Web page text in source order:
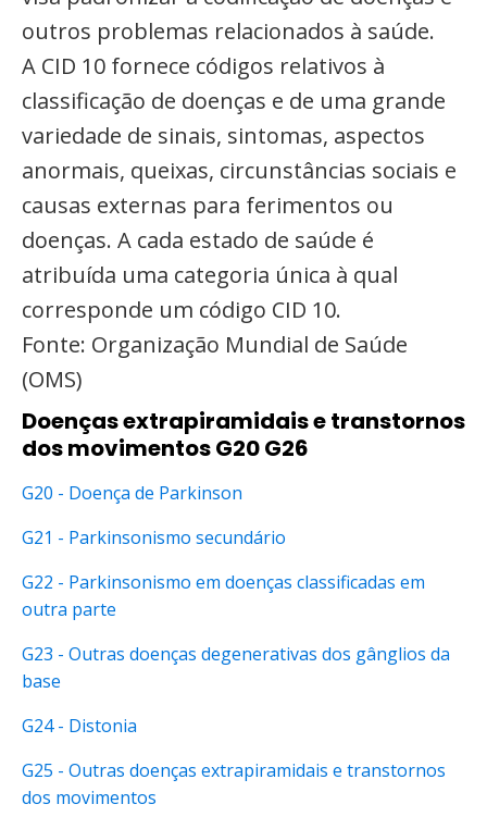
outros problemas relacionados à saúde.
A CID 10 fornece códigos relativos à
classificação de doenças e de uma grande
variedade de sinais, sintomas, aspectos
anormais, queixas, circunstâncias sociais e
causas externas para ferimentos ou
doenças. A cada estado de saúde é
atribuída uma categoria única à qual
corresponde um código CID 10.
Fonte: Organização Mundial de Saúde
(OMS)
Doenças extrapiramidais e transtornos
dos movimentos G20 G26
G20 - Doença de Parkinson
G21 - Parkinsonismo secundário
G22 - Parkinsonismo em doenças classificadas em
outra parte
G23 - Outras doenças degenerativas dos gânglios da
base
G24 - Distonia
G25 - Outras doenças extrapiramidais e transtornos
dos movimentos